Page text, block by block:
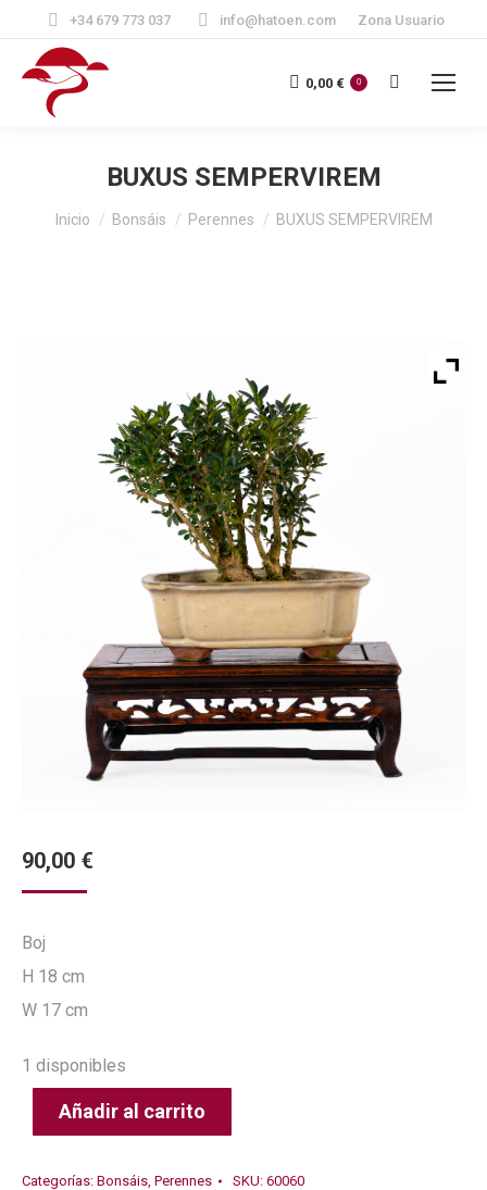
+34 679 773 037 info@hatoen.com Zona Usuario
0,00 € 0 Buscar:
BUXUS SEMPERVIREM
Inicio Bonsáis Perennes BUXUS SEMPERVIREM
90,00 €
Boj
H 18 cm
W 17 cm
1 disponibles
Añadir al carrito
Categorías: Bonsáis Perennes SKU: 60060